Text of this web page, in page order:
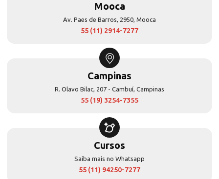
Mooca
Av. Paes de Barros, 2950, Mooca
55 (11) 2914-7277
Campinas
R. Olavo Bilac, 207 - Cambuí, Campinas
55 (19) 3254-7355
Cursos
Saiba mais no Whatsapp
55 (11) 94250-7277